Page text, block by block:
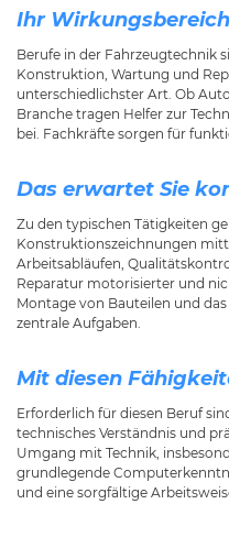
Ihr
Berufe in der Fahrzeugtechnik
Konstruktion, Wartung und
unterschiedlichster Art. Ob
Branche tragen Helfer zur
bei. Fachkräfte sorgen für
Das erwartet Sie
Zu den typischen Tätigkeiten
Konstruktionszeichnungen
Arbeitsabläufen,
Reparatur motorisierter und
Montage von Bauteilen und
zentrale Aufgaben.
Mit diesen
Erforderlich für diesen Beruf
technisches Verständnis und
Umgang mit Technik,
grundlegende
und eine sorgfältige